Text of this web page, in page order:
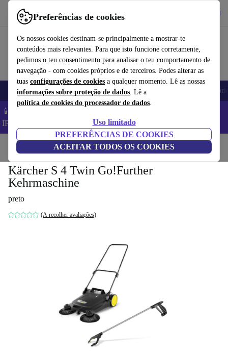
Preferências de cookies
Os nossos cookies destinam-se principalmente a mostrar-te
conteúdos mais relevantes. Para que isto funcione corretamente,
pedimos o teu consentimento para analisar o teu comportamento de
navegação - com cookies próprios e de terceiros. Podes alterar as
tuas configurações de cookies a qualquer momento. Lê as nossas
informações sobre proteção de dados. Lê a
política de cookies do processador de dados.
Uso limitado
PREFERÊNCIAS DE COOKIES
ACEITAR TODOS OS COOKIES
Use o refurbed de forma rápida e fácil
Telemóveis Computadores Portáteis Tablets
📱 Poupa 5% EXTRA em todos os iPhones – Código:
IPHONEDEAL –
Início Jardim Ferramentas de jardim
Kärcher S 4 Twin Go!Further
Kehrmaschine
preto
(A recolher avaliações)